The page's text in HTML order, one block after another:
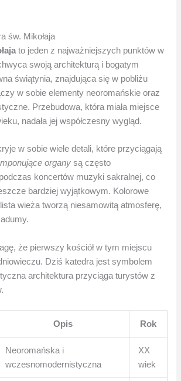
św. Mikołaja
to jeden z najważniejszych punktów w
swoją architekturą i bogatym
świątynia, znajdująca się w pobliżu
w sobie elementy neoromańskie oraz
Przebudowa, która miała miejsce
nadała jej współczesny wygląd.
w sobie wiele detali, które przyciągają
organy są często
koncertów muzyki sakralnej, co
bardziej wyjątkowym. Kolorowe
wieża tworzą niesamowitą atmosferę,
że pierwszy kościół w tym miejscu
Dziś katedra jest symbolem
architektura przyciąga turystów z
Opis Rok
Neoromańska i
wczesnomodernistyczna
XX
wiek